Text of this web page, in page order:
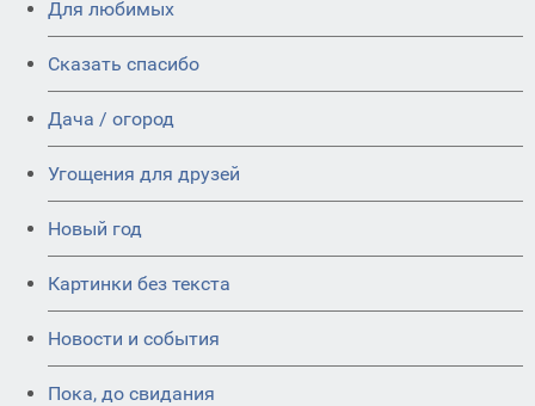
Для любимых
Сказать спасибо
Дача / огород
Угощения для друзей
Новый год
Картинки без текста
Новости и события
Пока, до свидания